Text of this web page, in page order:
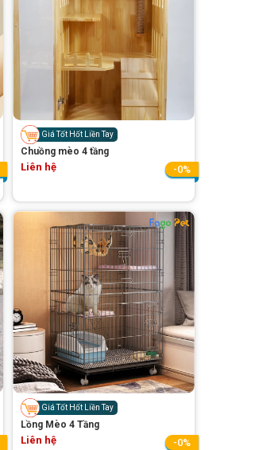
Giá Tốt Hốt Liền Tay
Chuồng mèo 4 tầng
Liên hệ -0%
Giá Tốt Hốt Liền Tay
Lồng Mèo 4 Tầng
Liên hệ -0%